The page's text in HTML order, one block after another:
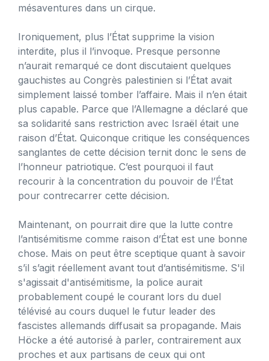
mésaventures dans un cirque.
Ironiquement, plus l’État supprime la vision
interdite, plus il l’invoque. Presque personne
n’aurait remarqué ce dont discutaient quelques
gauchistes au Congrès palestinien si l’État avait
simplement laissé tomber l’affaire. Mais il n’en était
plus capable. Parce que l’Allemagne a déclaré que
sa solidarité sans restriction avec Israël était une
raison d’État. Quiconque critique les conséquences
sanglantes de cette décision ternit donc le sens de
l’honneur patriotique. C’est pourquoi il faut
recourir à la concentration du pouvoir de l’État
pour contrecarrer cette décision.
Maintenant, on pourrait dire que la lutte contre
l’antisémitisme comme raison d’État est une bonne
chose. Mais on peut être sceptique quant à savoir
s’il s’agit réellement avant tout d’antisémitisme. S'il
s'agissait d'antisémitisme, la police aurait
probablement coupé le courant lors du duel
télévisé au cours duquel le futur leader des
fascistes allemands diffusait sa propagande. Mais
Höcke a été autorisé à parler, contrairement aux
proches et aux partisans de ceux qui ont